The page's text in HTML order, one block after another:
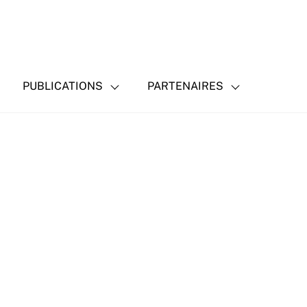
PUBLICATIONS PARTENAIRES